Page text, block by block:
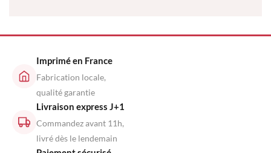
Imprimé en France
Fabrication locale,
qualité garantie
Livraison express J+1
Commandez avant 11h,
livré dès le lendemain